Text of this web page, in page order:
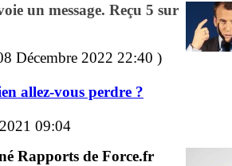
un message. Reçu 5 sur
Décembre 2022 22:40 )
allez-vous perdre ?
09:04
Rapports de Force.fr